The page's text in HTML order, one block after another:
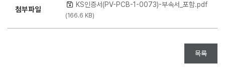
첨부파일
KS인증서(PV-PCB-1-0073)-부속서_포함.pdf
(166.6 KB)
목록